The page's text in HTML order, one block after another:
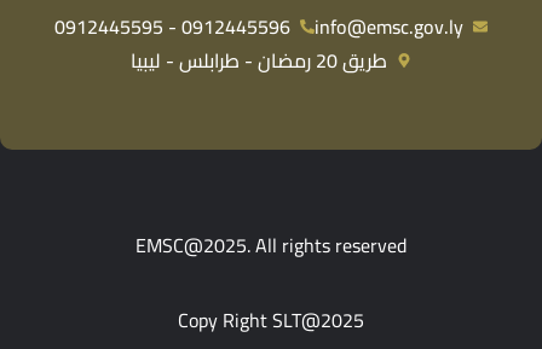
info@emsc.gov.ly
0912445596 - 0912445595
طريق 20 رمضان - طرابلس - ليبيا
EMSC@2025. All rights reserved
Copy Right SLT@2025